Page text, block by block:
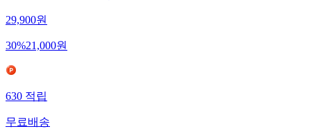
29,900원
30%21,000원
630 적립
무료배송